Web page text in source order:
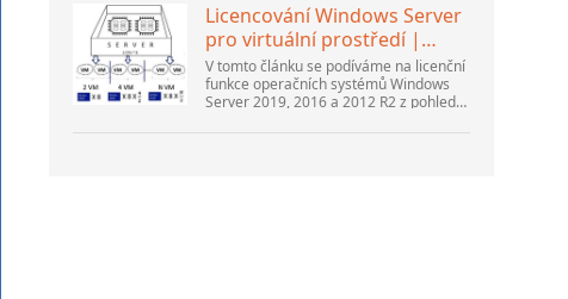
Licencování Windows Server
pro virtuální prostředí |
Okna ...
V tomto článku se podíváme na licenční
funkce operačních systémů Windows
Server 2019, 2016 a 2012 R2 z pohledu
Microsoft. Také si povíme o pravidle...